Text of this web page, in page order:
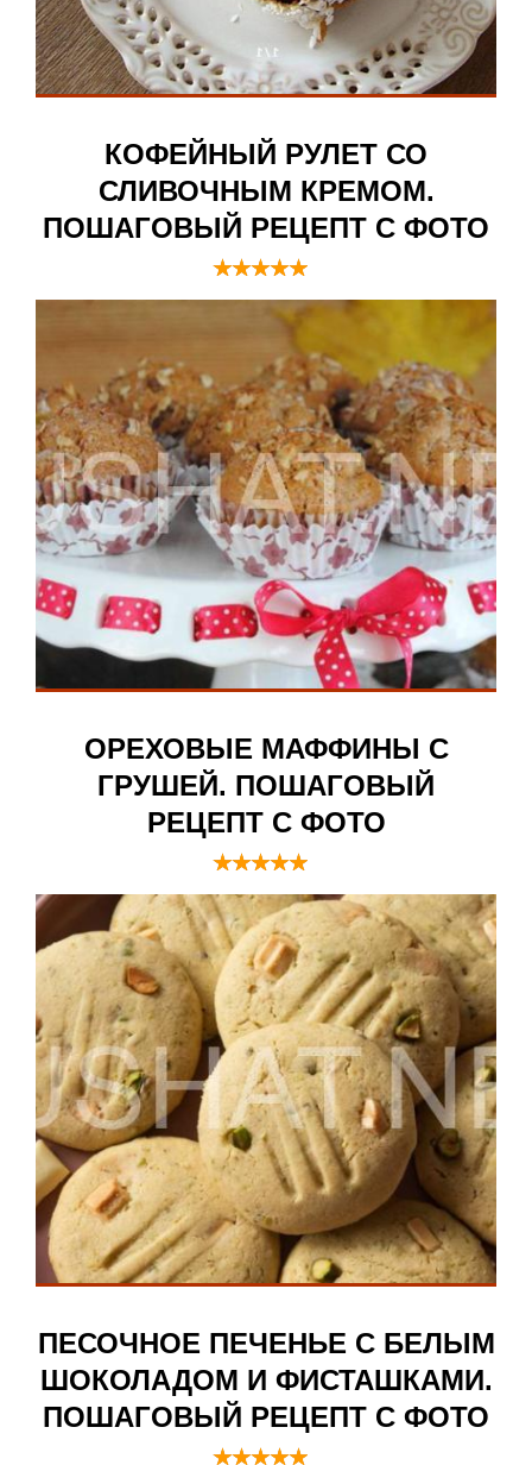
КОФЕЙНЫЙ РУЛЕТ СО
СЛИВОЧНЫМ КРЕМОМ.
ПОШАГОВЫЙ РЕЦЕПТ С ФОТО
ОРЕХОВЫЕ МАФФИНЫ С
ГРУШЕЙ. ПОШАГОВЫЙ
РЕЦЕПТ С ФОТО
ПЕСОЧНОЕ ПЕЧЕНЬЕ С БЕЛЫМ
ШОКОЛАДОМ И ФИСТАШКАМИ.
ПОШАГОВЫЙ РЕЦЕПТ С ФОТО